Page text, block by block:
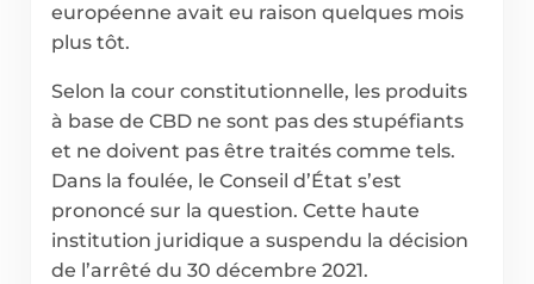
européenne avait eu raison quelques mois
plus tôt.
Selon la cour constitutionnelle, les produits
à base de CBD ne sont pas des stupéfiants
et ne doivent pas être traités comme tels.
Dans la foulée, le Conseil d’État s’est
prononcé sur la question. Cette haute
institution juridique a suspendu la décision
de l’arrêté du 30 décembre 2021.